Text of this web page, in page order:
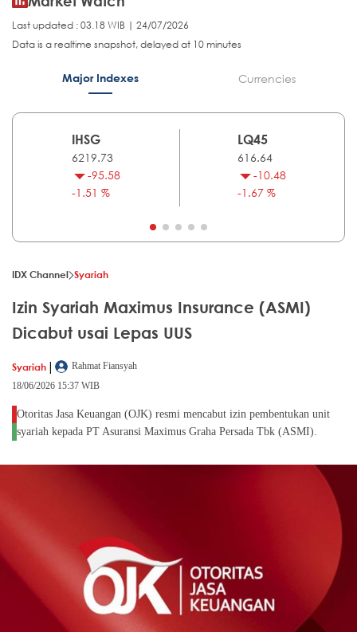
Last updated : 03.18 WIB | 24/07/2026
Data is a realtime snapshot, delayed at 10 minutes
Major Indexes Currencies
IHSG
6219.73
-95.58
-1.51 %
LQ45
616.64
-10.48
-1.67 %
IDX Channel Syariah
Izin Syariah Maximus Insurance (ASMI)
Dicabut usai Lepas UUS
Syariah |
Rahmat Fiansyah
18/06/2026 15:37 WIB
Otoritas Jasa Keuangan (OJK) resmi mencabut izin pembentukan unit
syariah kepada PT Asuransi Maximus Graha Persada Tbk (ASMI).